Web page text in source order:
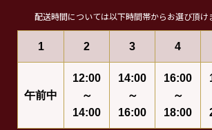
配送時間については以下時間帯からお選び頂け
1 2 3 4
午前中
12:00
～
14:00
14:00
～
16:00
16:00
～
18:00